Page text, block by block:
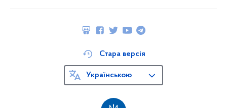
Стара версія
Українською